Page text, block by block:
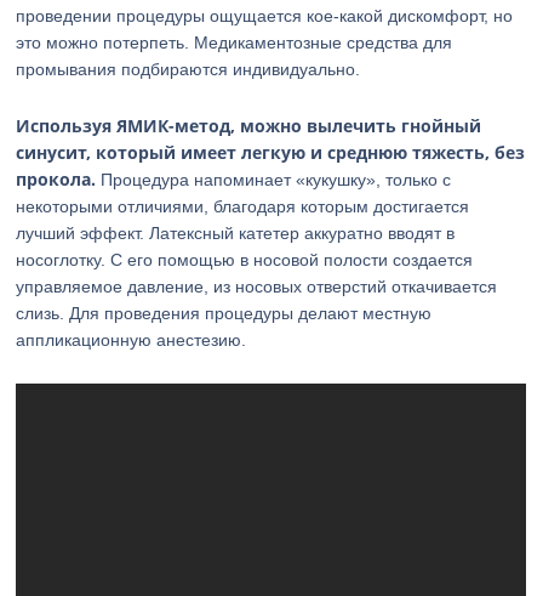
проведении процедуры ощущается кое-какой дискомфорт, но
это можно потерпеть. Медикаментозные средства для
промывания подбираются индивидуально.
Используя ЯМИК-метод, можно вылечить гнойный
синусит, который имеет легкую и среднюю тяжесть, без
прокола. Процедура напоминает «кукушку», только с
некоторыми отличиями, благодаря которым достигается
лучший эффект. Латексный катетер аккуратно вводят в
носоглотку. С его помощью в носовой полости создается
управляемое давление, из носовых отверстий откачивается
слизь. Для проведения процедуры делают местную
аппликационную анестезию.